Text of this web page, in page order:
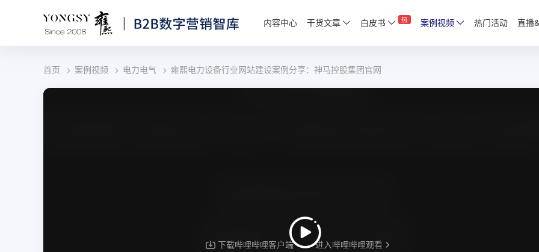
内容中心 干货文章 白皮书 热 案例视频 热门活动 直播
首页 案例视频 电力电气 雍熙电力设备行业网站建设案例分享：神马控股集团官网